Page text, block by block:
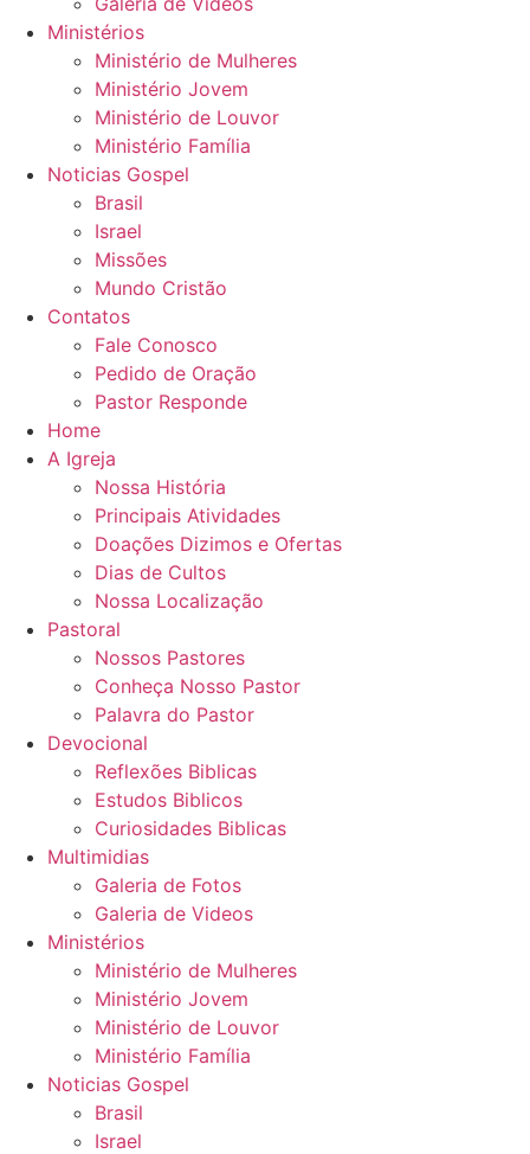
Ministérios
Ministério de Mulheres
Ministério Jovem
Ministério de Louvor
Ministério Família
Noticias Gospel
Brasil
Israel
Missões
Mundo Cristão
Contatos
Fale Conosco
Pedido de Oração
Pastor Responde
Home
A Igreja
Nossa História
Principais Atividades
Doações Dizimos e Ofertas
Dias de Cultos
Nossa Localização
Pastoral
Nossos Pastores
Conheça Nosso Pastor
Palavra do Pastor
Devocional
Reflexões Biblicas
Estudos Biblicos
Curiosidades Biblicas
Multimidias
Galeria de Fotos
Galeria de Videos
Ministérios
Ministério de Mulheres
Ministério Jovem
Ministério de Louvor
Ministério Família
Noticias Gospel
Brasil
Israel